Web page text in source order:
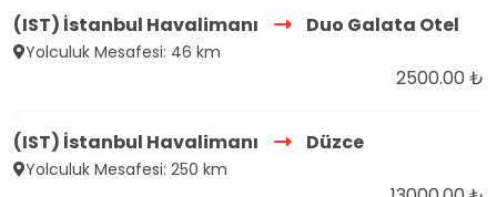
(IST) İstanbul Havalimanı Duo Galata Otel
Yolculuk Mesafesi: 46 km
2500.00 ₺
(IST) İstanbul Havalimanı Düzce
Yolculuk Mesafesi: 250 km